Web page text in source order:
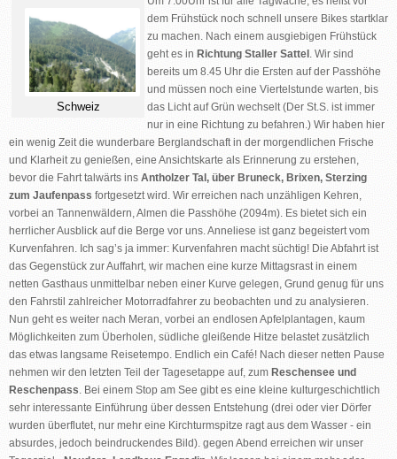
Schweiz
dem Frühstück noch schnell unsere Bikes startklar
zu machen. Nach einem ausgiebigen Frühstück
geht es in Richtung Staller Sattel . Wir sind
bereits um 8.45 Uhr die Ersten auf der Passhöhe
und müssen noch eine Viertelstunde warten, bis
das Licht auf Grün wechselt (Der St.S. ist immer
nur in eine Richtung zu befahren.) Wir haben hier
ein wenig Zeit die wunderbare Berglandschaft in der morgendlichen Frische
und Klarheit zu genießen, eine Ansichtskarte als Erinnerung zu erstehen,
bevor die Fahrt talwärts ins Antholzer Tal, über Bruneck, Brixen, Sterzing
zum Jaufenpass fortgesetzt wird. Wir erreichen nach unzähligen Kehren,
vorbei an Tannenwäldern, Almen die Passhöhe (2094m). Es bietet sich ein
herrlicher Ausblick auf die Berge vor uns. Anneliese ist ganz begeistert vom
Kurvenfahren. Ich sag’s ja immer: Kurvenfahren macht süchtig! Die Abfahrt ist
das Gegenstück zur Auffahrt, wir machen eine kurze Mittagsrast in einem
netten Gasthaus unmittelbar neben einer Kurve gelegen, Grund genug für uns
den Fahrstil zahlreicher Motorradfahrer zu beobachten und zu analysieren.
Nun geht es weiter nach Meran, vorbei an endlosen Apfelplantagen, kaum
Möglichkeiten zum Überholen, südliche gleißende Hitze belastet zusätzlich
das etwas langsame Reisetempo. Endlich ein Café! Nach dieser netten Pause
nehmen wir den letzten Teil der Tagesetappe auf, zum Reschensee und
Reschenpass. Bei einem Stop am See gibt es eine kleine kulturgeschichtlich
sehr interessante Einführung über dessen Entstehung (drei oder vier Dörfer
wurden überflutet, nur mehr eine Kirchturmspitze ragt aus dem Wasser - ein
absurdes, jedoch beindruckendes Bild). gegen Abend erreichen wir unser